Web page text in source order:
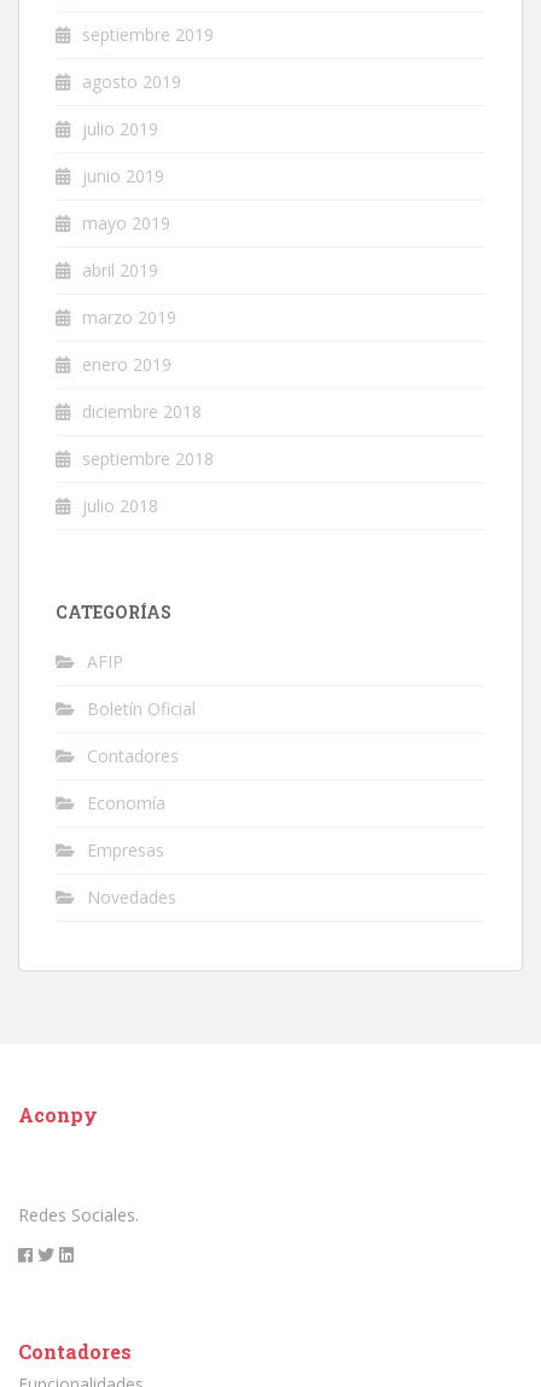
septiembre 2019
agosto 2019
julio 2019
junio 2019
mayo 2019
abril 2019
marzo 2019
enero 2019
diciembre 2018
septiembre 2018
julio 2018
CATEGORÍAS
AFIP
Boletín Oficial
Contadores
Economía
Empresas
Novedades
Aconpy
Redes Sociales.
Contadores